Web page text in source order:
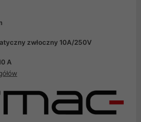
zwłoczny 10A/250V
A